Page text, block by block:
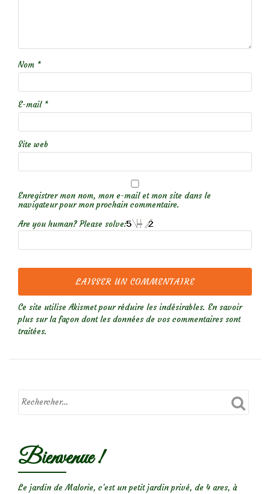
Nom *
E-mail *
Site web
Enregistrer mon nom, mon e-mail et mon site dans le
navigateur pour mon prochain commentaire.
Are you human? Please solve:
Ce site utilise Akismet pour réduire les indésirables. En savoir
plus sur la façon dont les données de vos commentaires sont
traitées.
Bienvenue !
Le jardin de Malorie, c'est un petit jardin privé, de 4 ares, à